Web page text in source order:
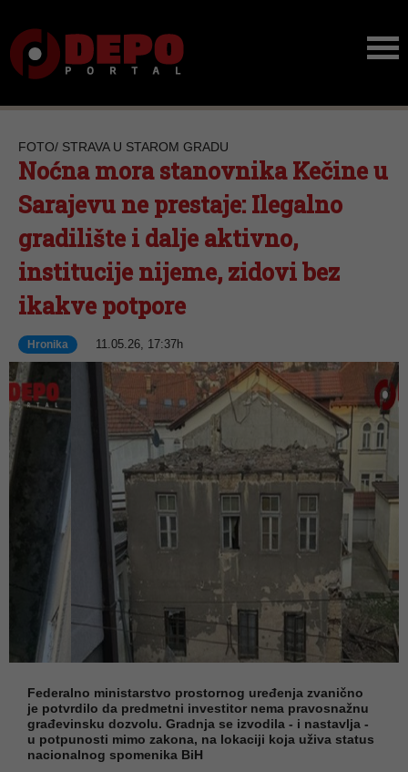
FOTO/ STRAVA U STAROM GRADU
Noćna mora stanovnika Kečine u
Sarajevu ne prestaje: Ilegalno
gradilište i dalje aktivno,
institucije nijeme, zidovi bez
ikakve potpore
Hronika 11.05.26, 17:37h
Federalno ministarstvo prostornog uređenja zvanično
je potvrdilo da predmetni investitor nema pravosnažnu
građevinsku dozvolu. Gradnja se izvodila - i nastavlja -
u potpunosti mimo zakona, na lokaciji koja uživa status
nacionalnog spomenika BiH